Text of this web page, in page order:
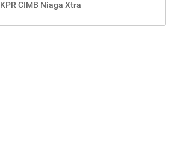
KPR CIMB Niaga Xtra